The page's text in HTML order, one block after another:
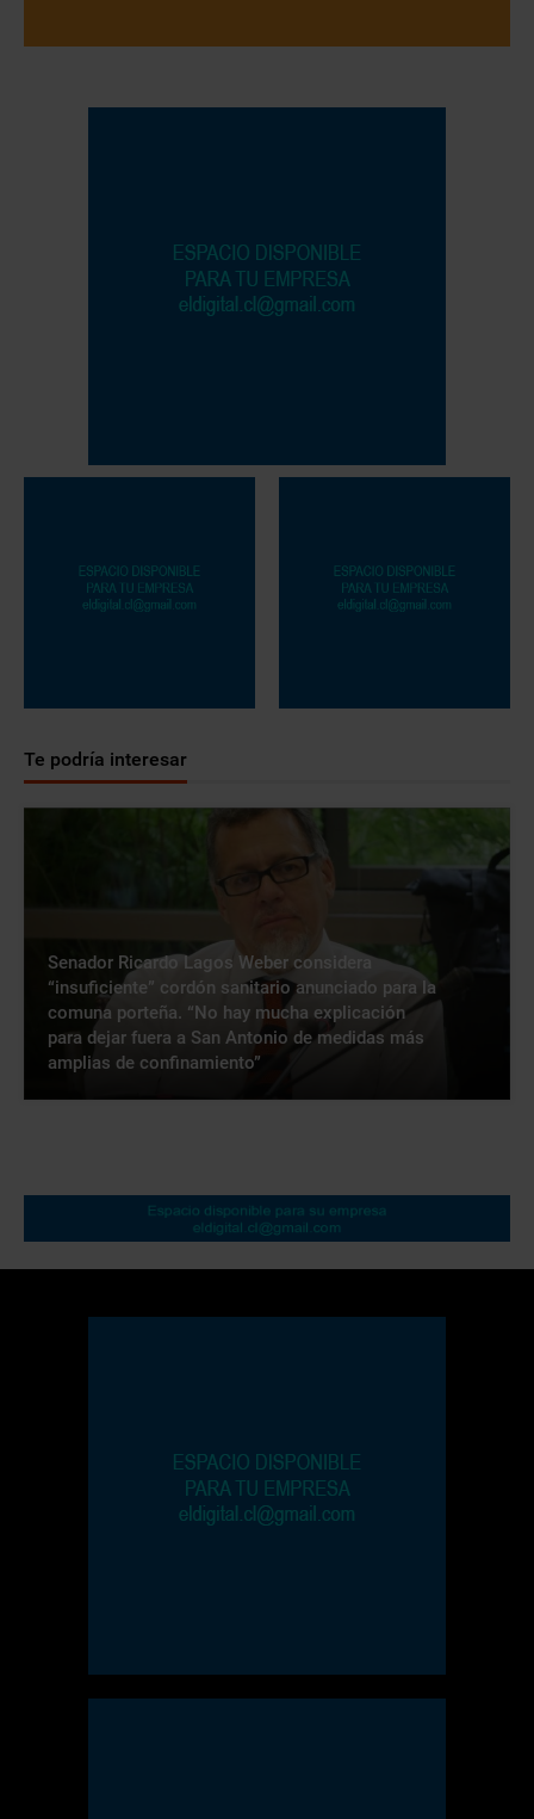
Te podría interesar
Senador Ricardo Lagos Weber considera
“insuficiente” cordón sanitario anunciado para la
comuna porteña. “No hay mucha explicación
para dejar fuera a San Antonio de medidas más
amplias de confinamiento”